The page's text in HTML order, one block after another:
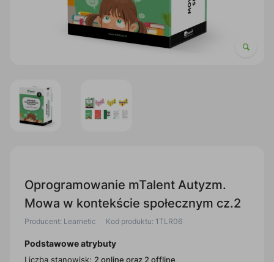
Oprogramowanie mTalent Autyzm.
Mowa w kontekście społecznym cz.2
Producent: Learnetic Kod produktu: 1TLR06
Podstawowe atrybuty
Liczba stanowisk: 2 online oraz 2 offline